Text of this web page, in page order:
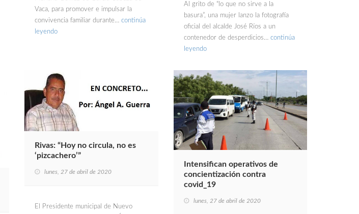
Vaca, para promover e impulsar la
convivencia familiar durante… continúa
leyendo
Al grito de “lo que no sirve a la
basura”, una mujer lanzo la fotografía
oficial del alcalde José Ríos a un
contenedor de desperdicios… continúa
leyendo
Rivas: “Hoy no circula, no es
‘pizcachero’”
lunes, 27 de abril de 2020
El Presidente municipal de Nuevo
Intensifican operativos de
concientización contra
covid_19
lunes, 27 de abril de 2020